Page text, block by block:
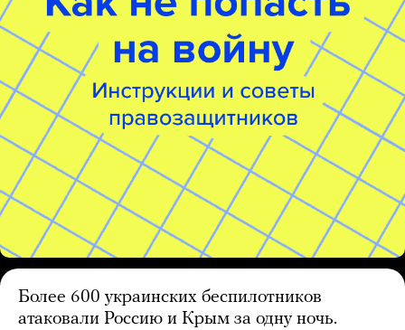
Более 600 украинских беспилотников
атаковали Россию и Крым за одну ночь.